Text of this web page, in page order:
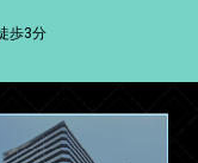
歩3分